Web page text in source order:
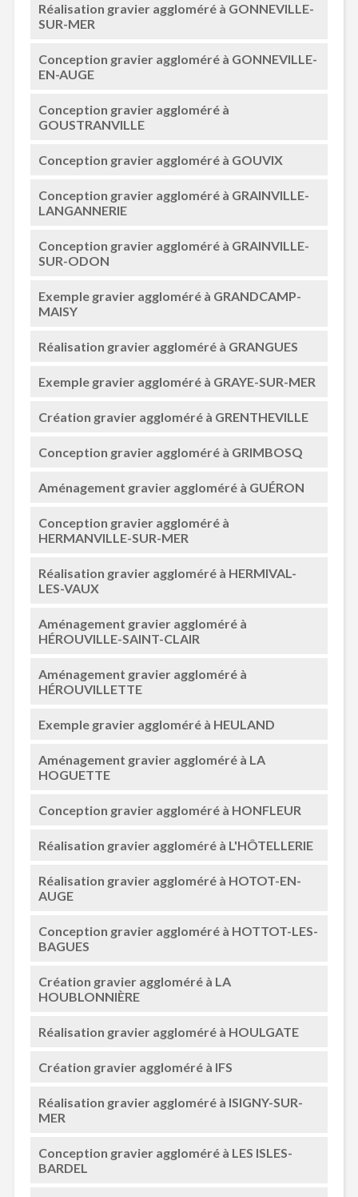
Réalisation gravier aggloméré à GONNEVILLE-
SUR-MER
Conception gravier aggloméré à GONNEVILLE-
EN-AUGE
Conception gravier aggloméré à
GOUSTRANVILLE
Conception gravier aggloméré à GOUVIX
Conception gravier aggloméré à GRAINVILLE-
LANGANNERIE
Conception gravier aggloméré à GRAINVILLE-
SUR-ODON
Exemple gravier aggloméré à GRANDCAMP-
MAISY
Réalisation gravier aggloméré à GRANGUES
Exemple gravier aggloméré à GRAYE-SUR-MER
Création gravier aggloméré à GRENTHEVILLE
Conception gravier aggloméré à GRIMBOSQ
Aménagement gravier aggloméré à GUÉRON
Conception gravier aggloméré à
HERMANVILLE-SUR-MER
Réalisation gravier aggloméré à HERMIVAL-
LES-VAUX
Aménagement gravier aggloméré à
HÉROUVILLE-SAINT-CLAIR
Aménagement gravier aggloméré à
HÉROUVILLETTE
Exemple gravier aggloméré à HEULAND
Aménagement gravier aggloméré à LA
HOGUETTE
Conception gravier aggloméré à HONFLEUR
Réalisation gravier aggloméré à L'HÔTELLERIE
Réalisation gravier aggloméré à HOTOT-EN-
AUGE
Conception gravier aggloméré à HOTTOT-LES-
BAGUES
Création gravier aggloméré à LA
HOUBLONNIÈRE
Réalisation gravier aggloméré à HOULGATE
Création gravier aggloméré à IFS
Réalisation gravier aggloméré à ISIGNY-SUR-
MER
Conception gravier aggloméré à LES ISLES-
BARDEL